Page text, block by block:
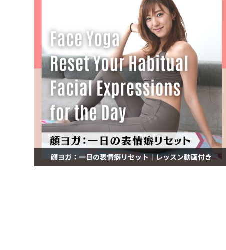
顔ヨガ：一日の表情癖リセット｜レッスン動画付き